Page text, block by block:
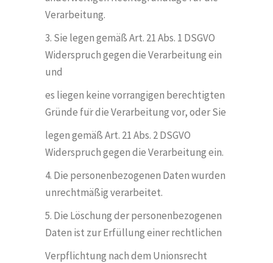
Verarbeitung.
3. Sie legen gemäß Art. 21 Abs. 1 DSGVO
Widerspruch gegen die Verarbeitung ein
und
es liegen keine vorrangigen berechtigten
Gründe für die Verarbeitung vor, oder Sie
legen gemäß Art. 21 Abs. 2 DSGVO
Widerspruch gegen die Verarbeitung ein.
4. Die personenbezogenen Daten wurden
unrechtmäßig verarbeitet.
5. Die Löschung der personenbezogenen
Daten ist zur Erfüllung einer rechtlichen
Verpflichtung nach dem Unionsrecht